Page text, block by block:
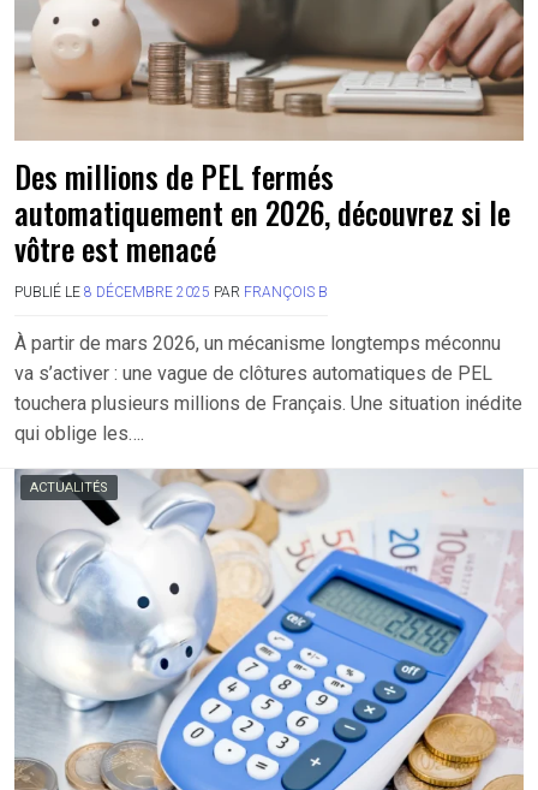
Des millions de PEL fermés
automatiquement en 2026, découvrez si le
vôtre est menacé
PUBLIÉ LE 8 DÉCEMBRE 2025 PAR FRANÇOIS B
À partir de mars 2026, un mécanisme longtemps méconnu
va s’activer : une vague de clôtures automatiques de PEL
touchera plusieurs millions de Français. Une situation inédite
qui oblige les….
ACTUALITÉS